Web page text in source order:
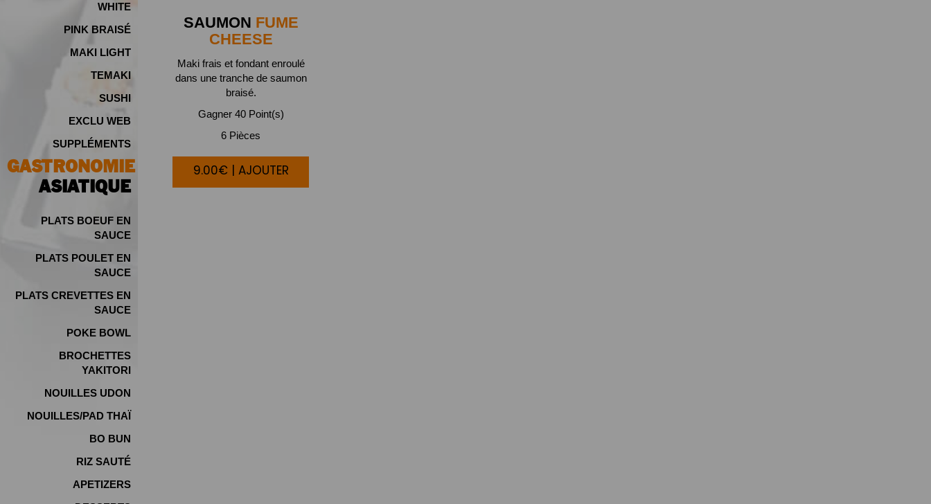
WHITE
PINK BRAISÉ
MAKI LIGHT
TEMAKI
SUSHI
EXCLU WEB
SUPPLÉMENTS
GASTRONOMIE
ASIATIQUE
PLATS BOEUF EN
SAUCE
PLATS POULET EN
SAUCE
PLATS CREVETTES EN
SAUCE
POKE BOWL
BROCHETTES
YAKITORI
NOUILLES UDON
NOUILLES/PAD THAÏ
BO BUN
RIZ SAUTÉ
APETIZERS
SAUMON FUME
CHEESE
Maki frais et fondant enroulé
dans une tranche de saumon
braisé.
Gagner 40 Point(s)
6 Pièces
9.00€ | AJOUTER